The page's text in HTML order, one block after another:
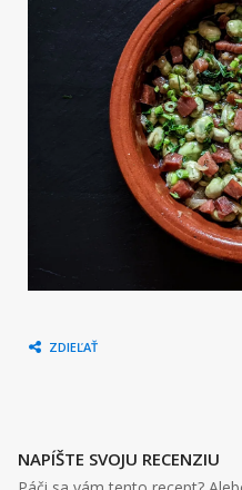
ZDIEĽAŤ
NAPÍŠTE SVOJU RECENZIU